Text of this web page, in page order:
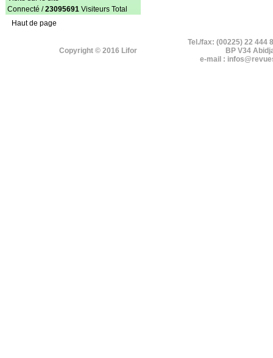
Connecté /23095691Visiteurs Total
Haut de page
Copyright © 2016 Lifor
Tel./fax: (00225) 22 444
BP V34
e-mail :